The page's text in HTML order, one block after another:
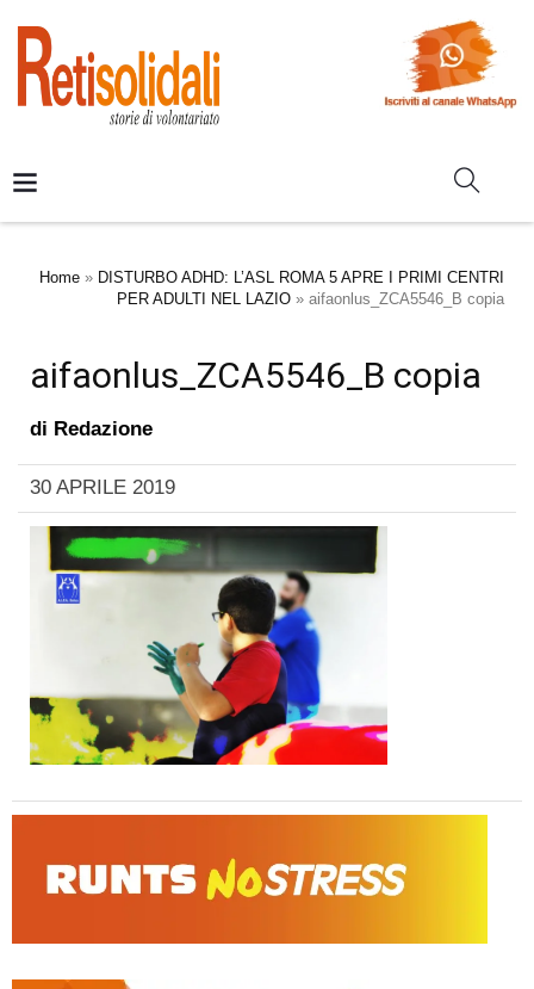
Home » DISTURBO ADHD: L’ASL ROMA 5 APRE I PRIMI CENTRI
PER ADULTI NEL LAZIO » aifaonlus_ZCA5546_B copia
aifaonlus_ZCA5546_B copia
di Redazione
30 APRILE 2019